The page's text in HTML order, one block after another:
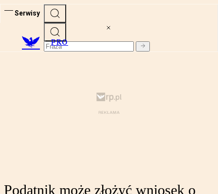
Serwisy
PRO
Podatnik może złożyć wniosek o